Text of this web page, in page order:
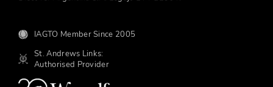
IAGTO Member Since 2005
St. Andrews Links:
Authorised Provider